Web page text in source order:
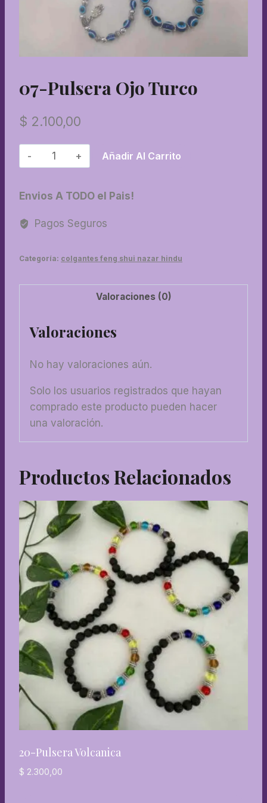
07-Pulsera Ojo Turco
$ 2.100,00
07-
Pulsera
turco
cantidad
Añadir Al Carrito
Envios A TODO el Pais!
Pagos Seguros
Categoría: colgantes feng shui nazar hindu
Valoraciones (0)
Valoraciones
No hay valoraciones aún.
Solo los usuarios registrados que hayan
comprado este producto pueden hacer
una valoración.
Productos Relacionados
20-Pulsera Volcanica
$ 2.300,00